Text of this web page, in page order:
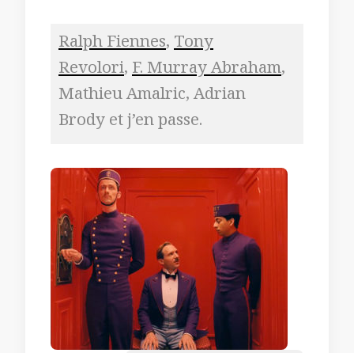
Ralph Fiennes,Tony
Revolori,F. Murray Abraham,
Mathieu Amalric, Adrian
Brody et j’en passe.